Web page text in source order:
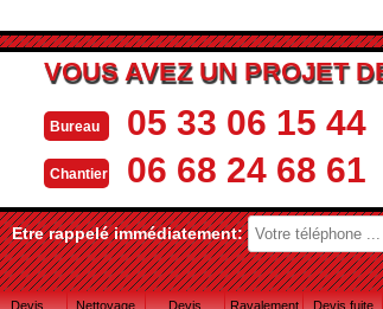
VOUS AVEZ UN PROJET
Bureau 05 33 06 15 44
Chantier 06 68 24 68 61
Etre rappelé immédiatement:
Devis
Nettoyage
Devis
Ravalement
Devis fuite